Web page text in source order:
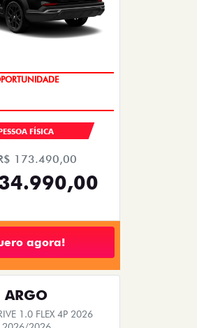
IMPERDÍVEL
FÍSICA
173.490,00
agora!
ARGO
1.0 FLEX 4P 2026